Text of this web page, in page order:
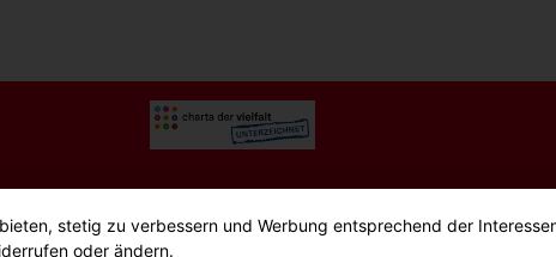
stetig zu verbessern und Werbung entsprechend der
oder ändern.